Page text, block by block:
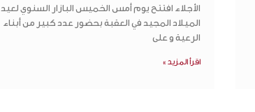
الأجلاء افتتح يوم أمس الخميس البازار السنوي لعيد
الميلاد المجيد في العقبة بحضور عدد كبير من أبناء
الرعية و على
اقرأ المزيد »